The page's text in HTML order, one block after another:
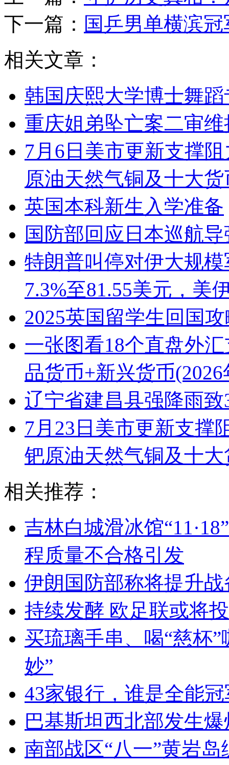
下一篇： 国乒男单横滨
相关文章：
韩国庆熙大学博士舞
重庆姐弟坠亡案二审
7月6日美市更新支撑
原油天然气铜及十大
英国本科新生入学准备
国防部回应日本巡航
特朗普叫停对伊大规
7.3%至81.55美元，美
2025英国留学生回国
一张图看18个直盘外
品货币+新兴货币
辽宁省建昌县强降雨
7月23日美市更新支撑
钯原油天然气铜及十
相关推荐：
吉林白城滑冰馆
程质量不合格引发
伊朗国防部称将提升
持续发酵 欧足联或将
买琉璃手串、喝“慈杯
妙”
43家银行，谁是全能
巴基斯坦西北部发生
南部战区“八一”黄岩